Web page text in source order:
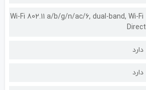
Wi-Fi 802.11 a/b/g/n/ac/6, dual-band, Wi-Fi
Direct
دارد
دارد